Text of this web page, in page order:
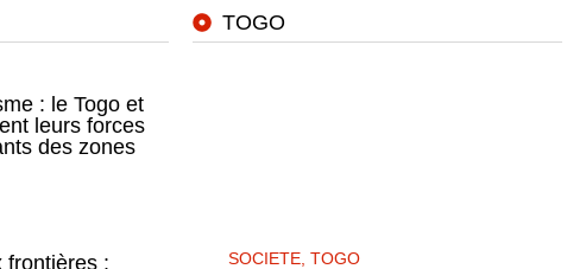
: le Togo et
leurs forces
des zones
frontières :
TOGO
SOCIETE TOGO